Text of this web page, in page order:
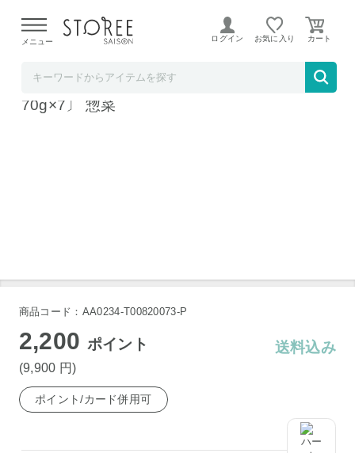
よる配送遅延が発生しております。
メニュー ログイン お気に入り
アロマフレスカ銀座 ペンネアラビアータ 〔2
70g×7〕 惣菜
商品コード：AA0234-T00820073-P
2,200 ポイント
(9,900 円)
送料込み
ポイント/カード併用可